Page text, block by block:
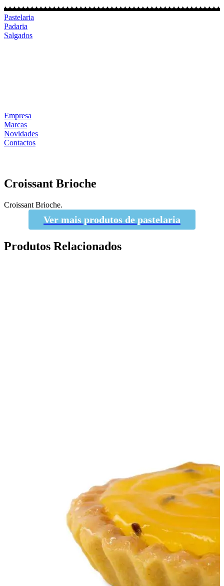
Pastelaria
Padaria
Salgados
Empresa
Marcas
Novidades
Contactos
Croissant Brioche
Croissant Brioche.
Ver mais produtos de pastelaria
Produtos Relacionados